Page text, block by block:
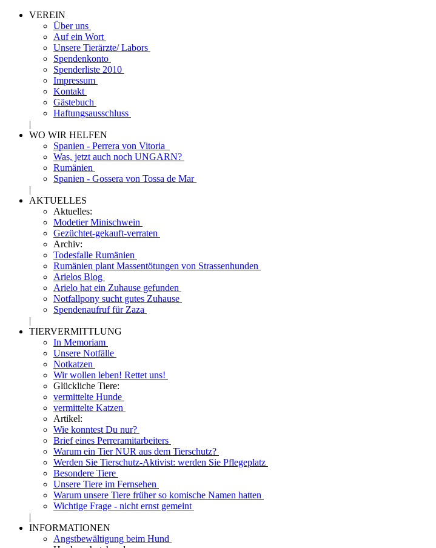
VEREIN
Über uns
Auf ein Wort
Unsere Tierärzte/ Labors
Spendenkonto
Spenderliste 2010
Impressum
Kontakt
Gästebuch
Haftungsausschluss
|
WO WIR HELFEN
Spanien - Perrera von Vitoria
Was, jetzt auch noch UNGARN?
Rumänien
Spanien - Gossera von Tossa de Mar
|
AKTUELLES
Aktuelles:
Modetier Minischwein
Gezüchtet-gekauft-verraten
Archiv:
Todesfalle Rumänien
Rumänien plant Massentötungen von Strassenhunden
Arielos Blog
Arielo hat ein Zuhause gefunden
Notfallpony sucht gutes Zuhause
Spendenaufruf für Zaza
|
TIERVERMITTLUNG
In Memoriam
Unsere Notfälle
Notkatzen
Wir wollen leben! Rettet uns!
Glückliche Tiere:
vermittelte Hunde
vermittelte Katzen
Artikel:
Wie konntest Du nur?
Brief eines Perreramitarbeiters
Warum ein Tier NUR aus dem Tierschutz?
Werden Sie Tierschutz-Aktivist: werden Sie Pflegeplatz
Besondere Tiere
Unsere Tiere im Fernsehen
Warum unsere Tiere früher so komische Namen hatten
Wichtige Frage - nicht ernst gemeint
|
INFORMATIONEN
Angstbewältigung beim Hund